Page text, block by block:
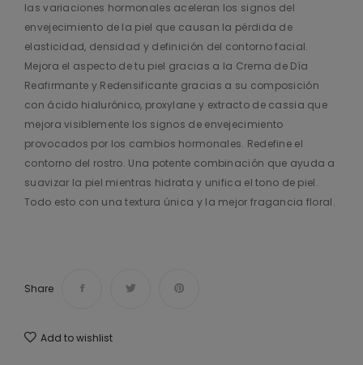
las variaciones hormonales aceleran los signos del
envejecimiento de la piel que causan la pérdida de
elasticidad, densidad y definición del contorno facial.
Mejora el aspecto de tu piel gracias a la Crema de Día
Reafirmante y Redensificante gracias a su composición
con ácido hialurónico, proxylane y extracto de cassia que
mejora visiblemente los signos de envejecimiento
provocados por los cambios hormonales. Redefine el
contorno del rostro. Una potente combinación que ayuda a
suavizar la piel mientras hidrata y unifica el tono de piel.
Todo esto con una textura única y la mejor fragancia floral.
Share
Add to wishlist